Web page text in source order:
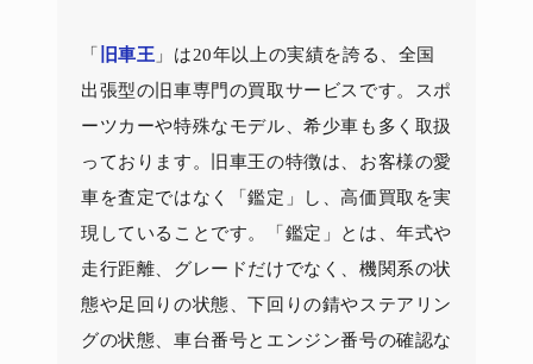
「 旧車王 」は20年以上の実績を誇る、全国
出張型の旧車専門の買取サービスです。スポ
ーツカーや特殊なモデル、希少車も多く取扱
っております。旧車王の特徴は、お客様の愛
車を査定ではなく「鑑定」し、高価買取を実
現していることです。「鑑定」とは、年式や
走行距離、グレードだけでなく、機関系の状
態や足回りの状態、下回りの錆やステアリン
グの状態、車台番号とエンジン番号の確認な